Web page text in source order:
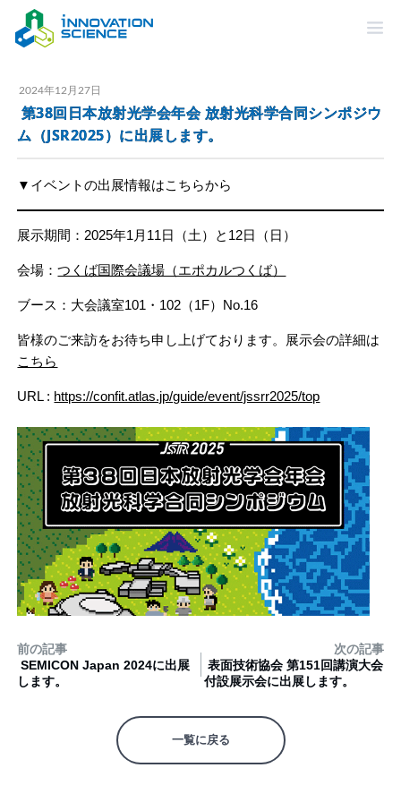
2024年12月27日
第38回日本放射光学会年会 放射光科学合同シンポジウ
ム（JSR2025）に出展します。
▼イベントの出展情報はこちらから
展示期間：2025年1月11日（土）と12日（日）
会場：つくば国際会議場（エポカルつくば）
ブース：大会議室101・102（1F）No.16
皆様のご来訪をお待ち申し上げております。展示会の詳細は
こちら
URL : https://confit.atlas.jp/guide/event/jssrr2025/top
前の記事
次の記事
SEMICON Japan 2024に出展
します。
表面技術協会 第151回講演大会
付設展示会に出展します。
一覧に戻る